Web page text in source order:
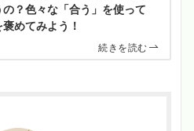
の？色々な「合う」を使って
めてみよう！
続きを読む